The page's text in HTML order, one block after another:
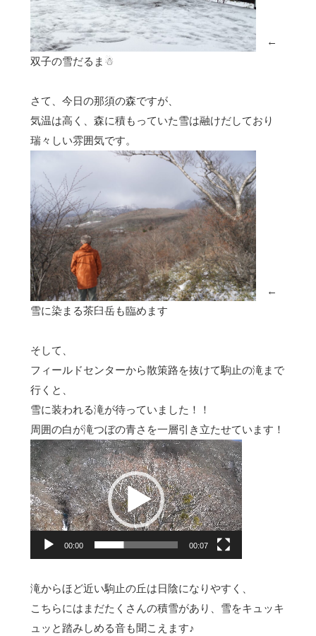
←
双子の雪だるま☃
さて、今日の那須の森ですが、
気温は高く、森に積もっていた雪は融けだしており
瑞々しい雰囲気です。
←
雪に染まる茶臼岳も臨めます
そして、
フィールドセンターから散策路を抜けて駒止の滝まで
行くと、
雪に装われる滝が待っていました！！
周囲の白が滝つぼの青さを一層引き立たせています！
動
画
プ
レ
ー
00:00 00:07
滝からほど近い駒止の丘は日陰になりやすく、
こちらにはまだたくさんの積雪があり、雪をキュッキ
ュッと踏みしめる音も聞こえます♪